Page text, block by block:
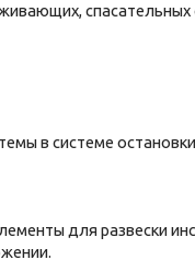
спасательных
в системе
для развески